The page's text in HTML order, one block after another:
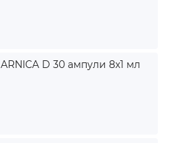
D 30 ампули 8x1 мл